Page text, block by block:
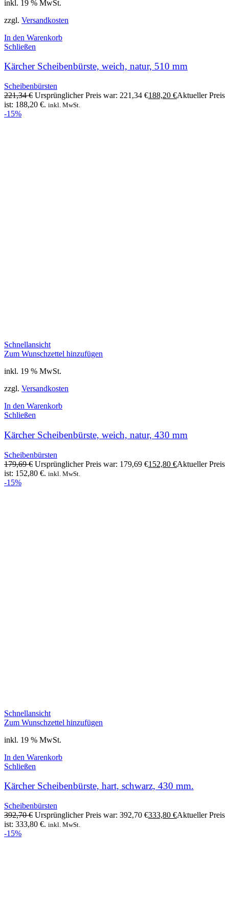
inkl. 19 % MwSt.
zzgl. Versandkosten
In den Warenkorb
Schließen
Kärcher Scheibenbürste, weich, natur, 510 mm
Scheibenbürsten
221,34€ Ursprünglicher Preis war: 221,34 €188,20 €Aktueller Preis
ist: 188,20 €. inkl. MwSt.
-15%
Schnellansicht
Zum Wunschzettel hinzufügen
inkl. 19 % MwSt.
zzgl. Versandkosten
In den Warenkorb
Schließen
Kärcher Scheibenbürste, weich, natur, 430 mm
Scheibenbürsten
179,69€ Ursprünglicher Preis war: 179,69 €152,80 €Aktueller Preis
ist: 152,80 €. inkl. MwSt.
-15%
Schnellansicht
Zum Wunschzettel hinzufügen
inkl. 19 % MwSt.
In den Warenkorb
Schließen
Kärcher Scheibenbürste, hart, schwarz, 430 mm.
Scheibenbürsten
392,70€ Ursprünglicher Preis war: 392,70 €333,80 €Aktueller Preis
ist: 333,80 €. inkl. MwSt.
-15%